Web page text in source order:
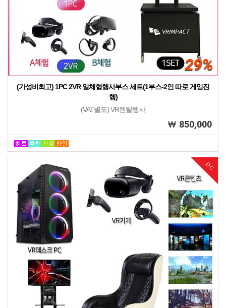
29%
(가성비최고) 1PC 2VR 일체형행사부스 세트(1부스-2인 따로 게임진
행)
(VAT별도) VR렌탈행사
850,000
DC